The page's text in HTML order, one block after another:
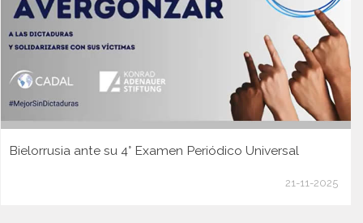
Bielorrusia ante su 4° Examen Periódico Universal
21-11-2025